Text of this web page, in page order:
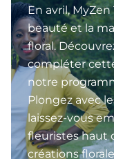
En avril,
beauté et la
floral.
compléter
notre
Plongez avec
laissez-vous
fleuristes haut
créations